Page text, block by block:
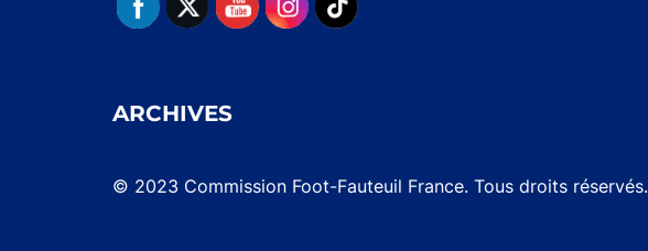
ARCHIVES
© 2023 Commission Foot-Fauteuil France. Tous droits réservés.